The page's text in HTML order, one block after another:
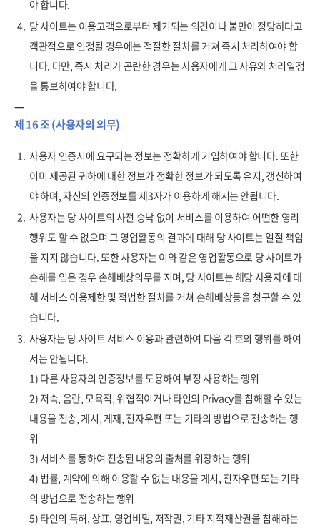
야 합니다.
4. 당 사이트는 이용고객으로부터 제기되는 의견이나 불만이 정당하다고
객관적으로 인정될 경우에는 적절한 절차를 거쳐 즉시 처리하여야 합
니다. 다만, 즉시 처리가 곤란한 경우는 사용자에게 그 사유와 처리일정
을 통보하여야 합니다.
제 16 조 (사용자의 의무)
1. 사용자 인증시에 요구되는 정보는 정확하게 기입하여야 합니다. 또한
이미 제공된 귀하에 대한 정보가 정확한 정보가 되도록 유지, 갱신하여
야 하며, 자신의 인증정보를 제3자가 이용하게 해서는 안됩니다.
2. 사용자는 당 사이트의 사전 승낙 없이 서비스를 이용하여 어떤한 영리
행위도 할 수 없으며 그 영업활동의 결과에 대해 당 사이트는 일절 책임
을 지지 않습니다. 또한 사용자는 이와 같은 영업활동으로 당 사이트가
손해를 입은 경우 손해배상의무를 지며, 당 사이트는 해당 사용자에 대
해 서비스 이용제한 및 적법한 절차를 거쳐 손해배상등을 청구할 수 있
습니다.
3. 사용자는 당 사이트 서비스 이용과 관련하여 다음 각 호의 행위를 하여
서는 안됩니다.
1) 다른 사용자의 인증정보를 도용하여 부정 사용하는 행위
2) 저속, 음란, 모욕적, 위협적이거나 타인의 Privacy를 침해할 수 있는
내용을 전송, 게시, 게재, 전자우편 또는 기타의 방법으로 전송하는 행
위
3) 서비스를 통하여 전송된 내용의 출처를 위장하는 행위
4) 법률, 계약에 의해 이용할 수 없는 내용을 게시, 전자우편 또는 기타
의 방법으로 전송하는 행위
5) 타인의 특허, 상표, 영업비밀, 저작권, 기타 지적재산권을 침해하는